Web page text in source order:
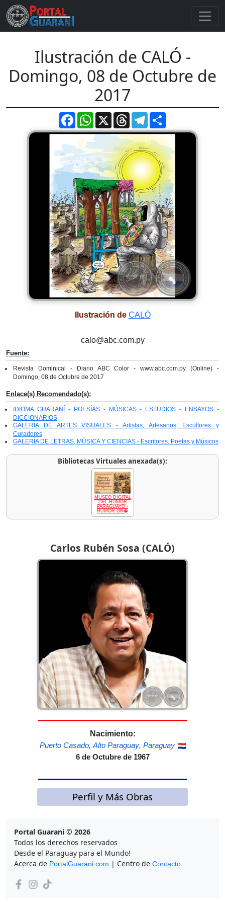
Carlos Rubén Sosa (CALÓ)
Nacimiento:
Puerto Casado, Alto Paraguay, Paraguay
6 de Octubre de 1967
Perfil y Más Obras
Ilustración de CALÓ -
Domingo, 08 de Octubre de
2017
FacebookWhatsApp
X ThreadsTelegram
Ilustración de CALÓ
calo@abc.com.py
Fuente:
Revista Dominical - Diario ABC Color - www.abc.com.py (Online) -
Domingo, 08 de Octubre de 2017
Enlace(s) Recomendado(s):
IDIOMA GUARANÍ - POESÍAS - MÚSICAS - ESTUDIOS - ENSAYOS -
DICCIONARIOS
GALERÍA DE ARTES VISUALES - Artistas, Artesanos, Escultores y
Curadores
GALERÍA DE LETRAS, MÚSICA Y CIENCIAS - Escritores, Poetas y Músicos
Bibliotecas Virtuales anexada(s):
MUSEO DIGITAL
DEL HUMOR
PARAGUAYO -
HUMOR GR�
Portal Guarani © 2026
Todos los derechos reservados
Desde el Paraguay para el Mundo!
Acerca de PortalGuarani.com | Centro de Contacto